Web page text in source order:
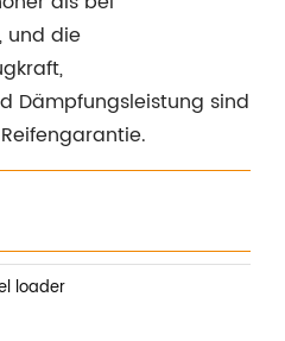
und die
Dämpfungsleistung sind
loader